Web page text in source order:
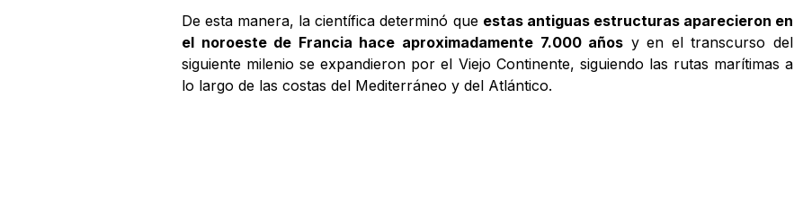
De esta manera, la científica determinó que estas antiguas estructuras aparecieron en
el noroeste de Francia hace aproximadamente 7.000 años y en el transcurso del
siguiente milenio se expandieron por el Viejo Continente, siguiendo las rutas marítimas a
lo largo de las costas del Mediterráneo y del Atlántico.